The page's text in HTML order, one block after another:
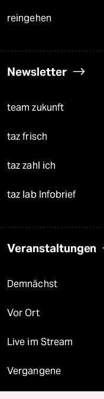
reingehen
Newsletter
team zukunft
taz frisch
taz zahl ich
taz lab Infobrief
Veranstaltungen
Demnächst
Vor Ort
Live im Stream
Vergangene